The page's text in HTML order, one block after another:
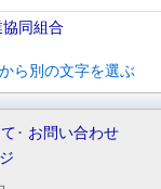
同組合
ら別の文字を選ぶ
お問い合わせ